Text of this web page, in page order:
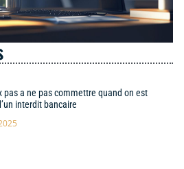
pas a ne pas commettre quand on est
interdit bancaire